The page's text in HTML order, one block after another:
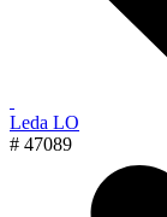
Leda LO
# 47089